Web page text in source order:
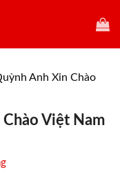
Anh Xin Chào
Việt Nam